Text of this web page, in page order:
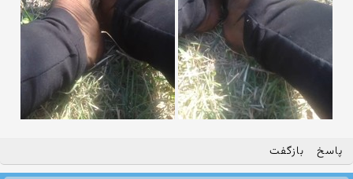
پاسخ بازگفت